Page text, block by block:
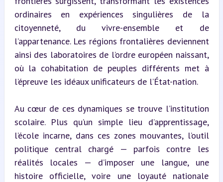
ordinaires en expériences singulières de la
citoyenneté, du vivre-ensemble et de
l’appartenance. Les régions frontalières deviennent
ainsi des laboratoires de l’ordre européen naissant,
où la cohabitation de peuples différents met à
l’épreuve les idéaux unificateurs de l’État-nation.
Au cœur de ces dynamiques se trouve l’institution
scolaire. Plus qu’un simple lieu d’apprentissage,
l’école incarne, dans ces zones mouvantes, l’outil
politique central chargé — parfois contre les
réalités locales — d’imposer une langue, une
histoire officielle, voire une loyauté nationale